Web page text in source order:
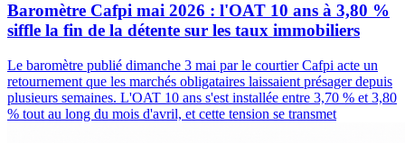
Baromètre Cafpi mai 2026 : l'OAT 10 ans à 3,80 %
siffle la fin de la détente sur les taux immobiliers
Le baromètre publié dimanche 3 mai par le courtier Cafpi acte un
retournement que les marchés obligataires laissaient présager depuis
plusieurs semaines. L'OAT 10 ans s'est installée entre 3,70 % et 3,80
% tout au long du mois d'avril, et cette tension se transmet